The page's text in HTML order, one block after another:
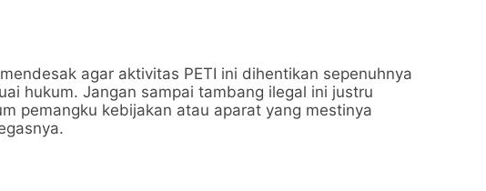
agar aktivitas PETI ini dihentikan sepenuhnya
hukum. Jangan sampai tambang ilegal ini justru
pemangku kebijakan atau aparat yang mestinya